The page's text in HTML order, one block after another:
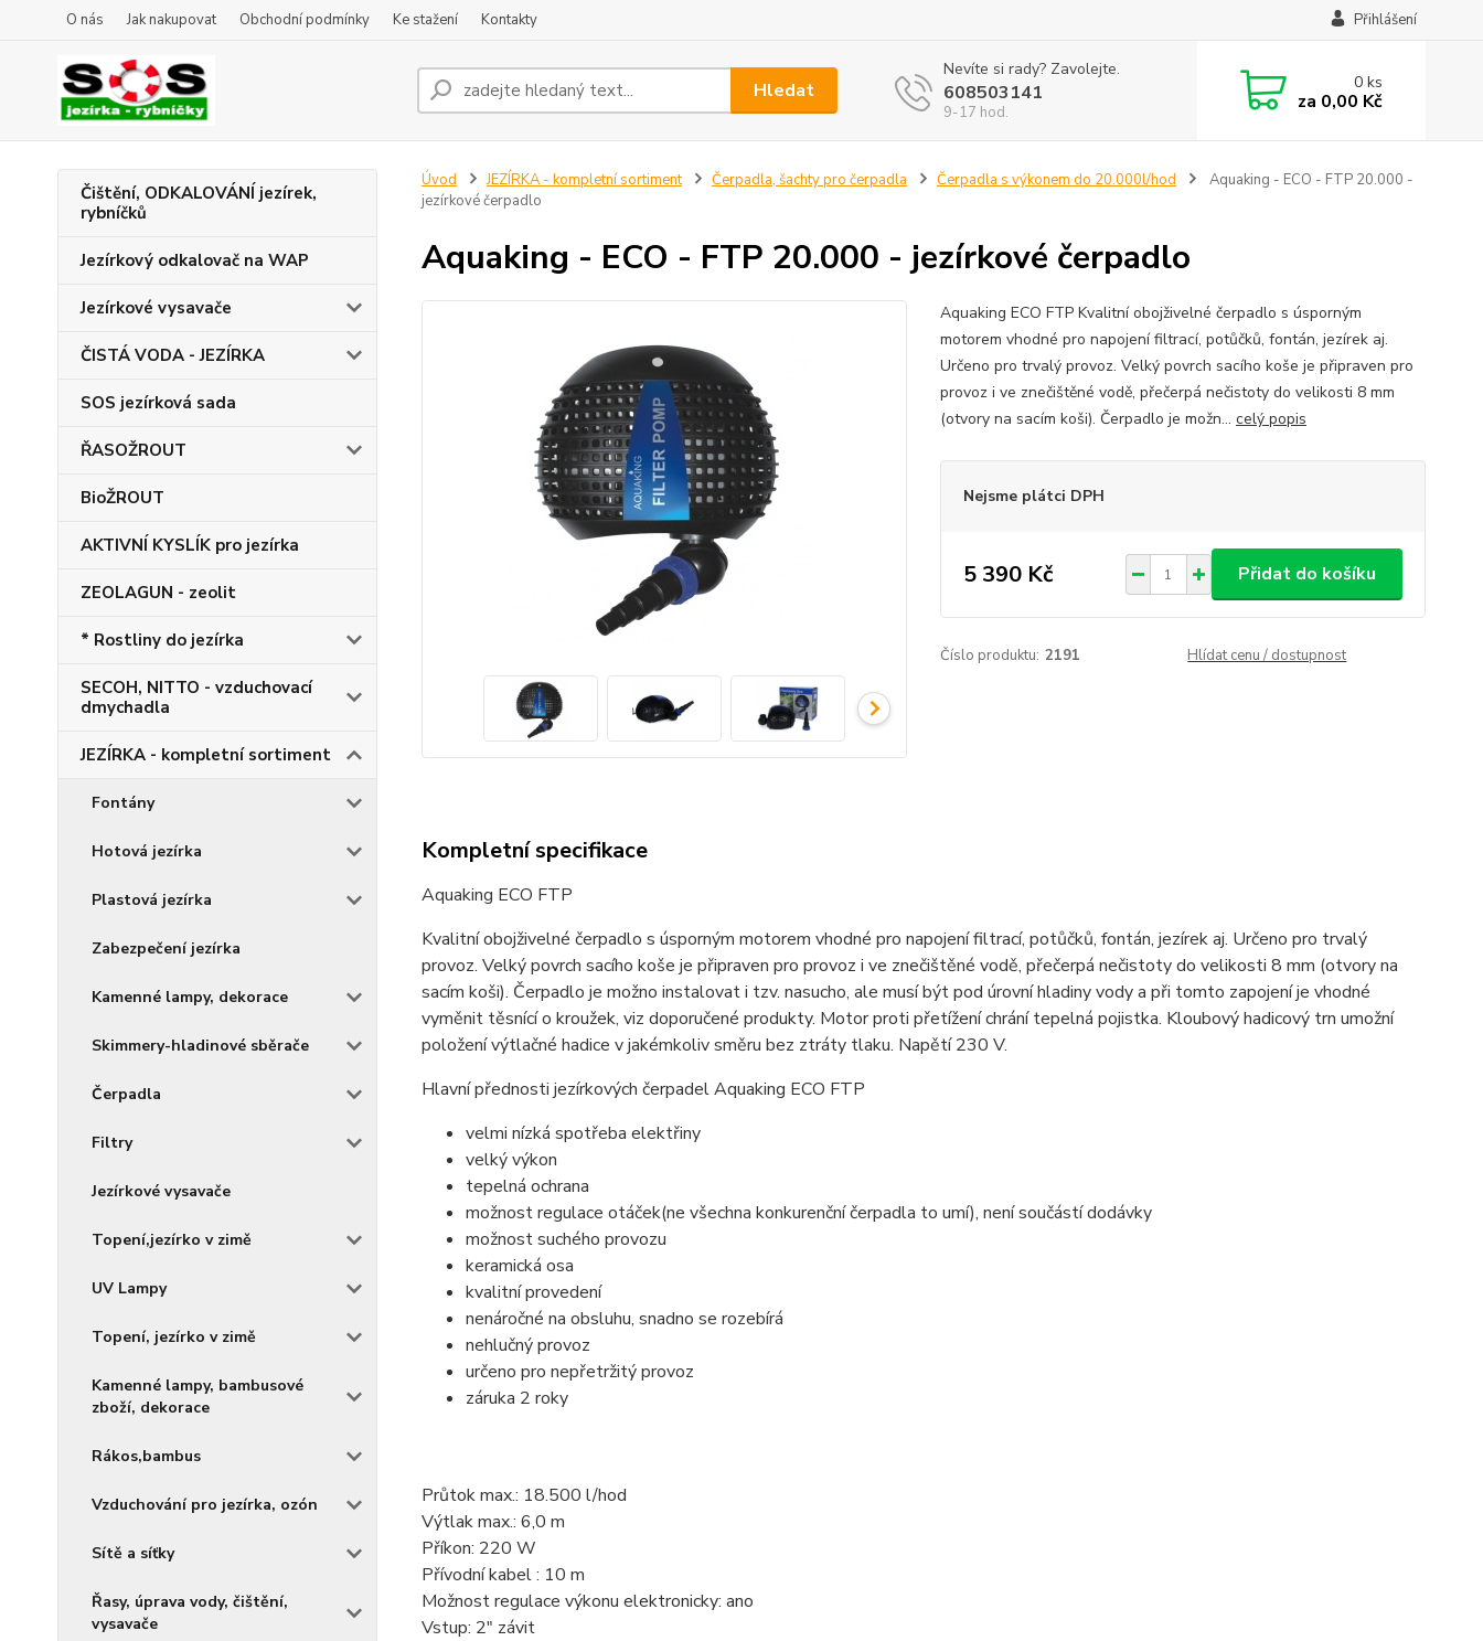
O nás Jak nakupovat Obchodní podmínky Ke stažení Kontakty Přihlášení
Hledat
Nevíte si rady? Zavolejte.
608503141
9-17 hod.
0ks
za 0,00 Kč
Čištění, ODKALOVÁNÍ jezírek,
rybníčků
Jezírkový odkalovač na WAP
Jezírkové vysavače
ČISTÁ VODA - JEZÍRKA
SOS jezírková sada
ŘASOŽROUT
BioŽROUT
AKTIVNÍ KYSLÍK pro jezírka
ZEOLAGUN - zeolit
* Rostliny do jezírka
SECOH, NITTO - vzduchovací
dmychadla
JEZÍRKA - kompletní sortiment
Fontány
Hotová jezírka
Plastová jezírka
Zabezpečení jezírka
Kamenné lampy, dekorace
Skimmery-hladinové sběrače
Čerpadla
Filtry
Jezírkové vysavače
Topení,jezírko v zimě
UV Lampy
Topení, jezírko v zimě
Kamenné lampy, bambusové
zboží, dekorace
Rákos,bambus
Vzduchování pro jezírka, ozón
Sítě a síťky
Řasy, úprava vody, čištění,
vysavače
Úvod JEZÍRKA - kompletní sortiment Čerpadla, šachty pro čerpadla Čerpadla s výkonem do 20.000l/hod
Aquaking - ECO - FTP 20.000 -
jezírkové čerpadlo
Aquaking - ECO - FTP 20.000 - jezírkové čerpadlo
Aquaking ECO FTP Kvalitní obojživelné čerpadlo s úsporným
motorem vhodné pro napojení filtrací, potůčků, fontán, jezírek aj.
Určeno pro trvalý provoz. Velký povrch sacího koše je připraven pro
provoz i ve znečištěné vodě, přečerpá nečistoty do velikosti 8 mm
(otvory na sacím koši). Čerpadlo je možn... celý popis
Nejsme plátci DPH
5 390 Kč Přidat do košíku
Číslo produktu: 2191 Hlídat cenu / dostupnost
Kompletní specifikace
Aquaking ECO FTP
Kvalitní obojživelné čerpadlo s úsporným motorem vhodné pro napojení filtrací, potůčků, fontán, jezírek aj. Určeno pro trvalý
provoz. Velký povrch sacího koše je připraven pro provoz i ve znečištěné vodě, přečerpá nečistoty do velikosti 8 mm (otvory na
sacím koši). Čerpadlo je možno instalovat i tzv. nasucho, ale musí být pod úrovní hladiny vody a při tomto zapojení je vhodné
vyměnit těsnící o kroužek, viz doporučené produkty. Motor proti přetížení chrání tepelná pojistka. Kloubový hadicový trn umožní
položení výtlačné hadice v jakémkoliv směru bez ztráty tlaku. Napětí 230 V.
Hlavní přednosti jezírkových čerpadel Aquaking ECO FTP
velmi nízká spotřeba elektřiny
velký výkon
tepelná ochrana
možnost regulace otáček(ne všechna konkurenční čerpadla to umí), není součástí dodávky
možnost suchého provozu
keramická osa
kvalitní provedení
nenáročné na obsluhu, snadno se rozebírá
nehlučný provoz
určeno pro nepřetržitý provoz
záruka 2 roky
Průtok max.: 18.500 l/hod
Výtlak max.: 6,0 m
Příkon: 220 W
Přívodní kabel : 10 m
Možnost regulace výkonu elektronicky: ano
Vstup: 2" závit